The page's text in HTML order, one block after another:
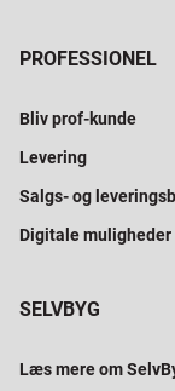
PROFESSIONEL
Bliv prof-kunde
Levering
Salgs- og
Digitale muligheder
SELVBYG
Læs mere om